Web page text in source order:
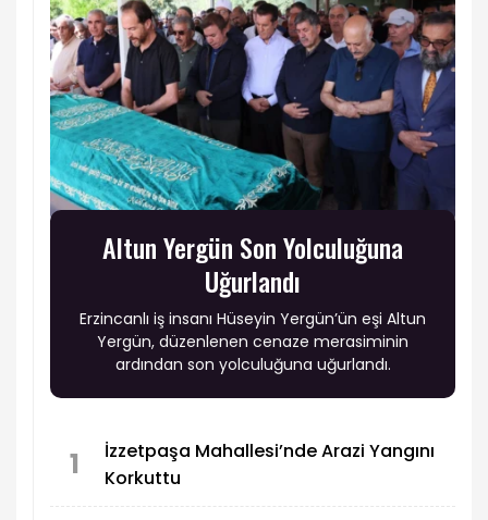
Altun Yergün Son Yolculuğuna
Uğurlandı
Erzincanlı iş insanı Hüseyin Yergün’ün eşi Altun
Yergün, düzenlenen cenaze merasiminin
ardından son yolculuğuna uğurlandı.
1
İzzetpaşa Mahallesi’nde Arazi Yangını
Korkuttu